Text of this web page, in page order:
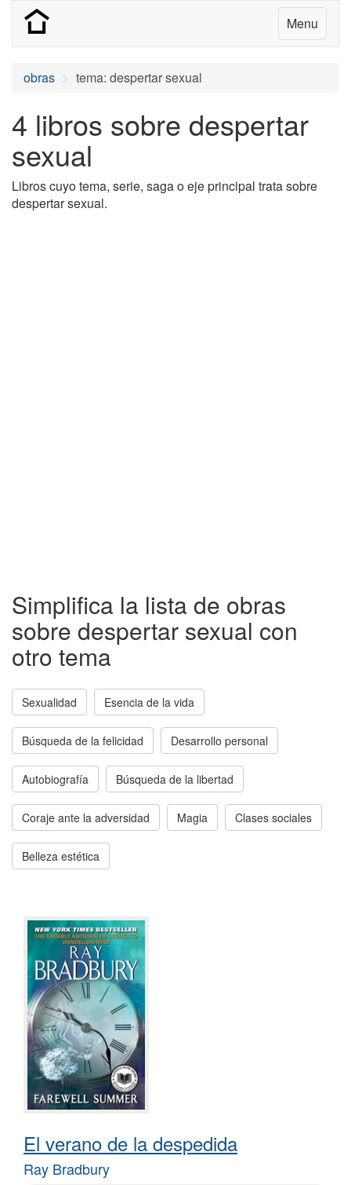
Menu
obras tema: despertar sexual
4 libros sobre despertar
sexual
Libros cuyo tema, serie, saga o eje principal trata sobre
despertar sexual.
Simplifica la lista de obras
sobre despertar sexual con
otro tema
Sexualidad Esencia de la vida
Búsqueda de la felicidad Desarrollo personal
Autobiografía Búsqueda de la libertad
Coraje ante la adversidad Magia Clases sociales
Belleza estética
El verano de la despedida
Ray Bradbury